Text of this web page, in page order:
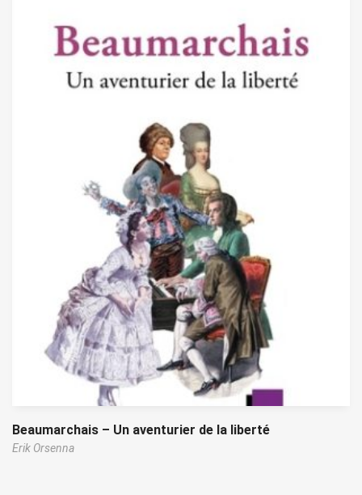
Beaumarchais – Un aventurier de la liberté
Erik Orsenna